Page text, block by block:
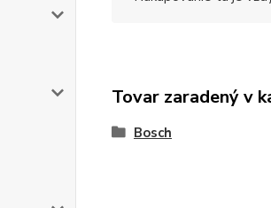
Tovar zaradený v
Bosch